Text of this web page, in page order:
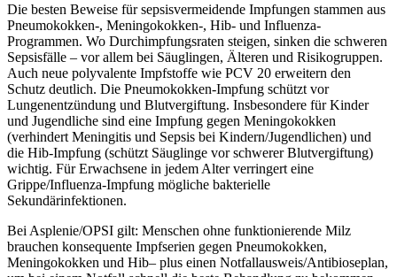
Die besten Beweise für sepsisvermeidende Impfungen stammen aus
Pneumokokken-, Meningokokken-, Hib- und Influenza-
Programmen. Wo Durchimpfungsraten steigen, sinken die schweren
Sepsisfälle – vor allem bei Säuglingen, Älteren und Risikogruppen.
Auch neue polyvalente Impfstoffe wie PCV 20 erweitern den
Schutz deutlich. Die Pneumokokken-Impfung schützt vor
Lungenentzündung und Blutvergiftung. Insbesondere für Kinder
und Jugendliche sind eine Impfung gegen Meningokokken
(verhindert Meningitis und Sepsis bei Kindern/Jugendlichen) und
die Hib-Impfung (schützt Säuglinge vor schwerer Blutvergiftung)
wichtig. Für Erwachsene in jedem Alter verringert eine
Grippe/Influenza-Impfung mögliche bakterielle
Sekundärinfektionen.
Bei Asplenie/OPSI gilt: Menschen ohne funktionierende Milz
brauchen konsequente Impfserien gegen Pneumokokken,
Meningokokken und Hib– plus einen Notfallausweis/Antibioseplan,